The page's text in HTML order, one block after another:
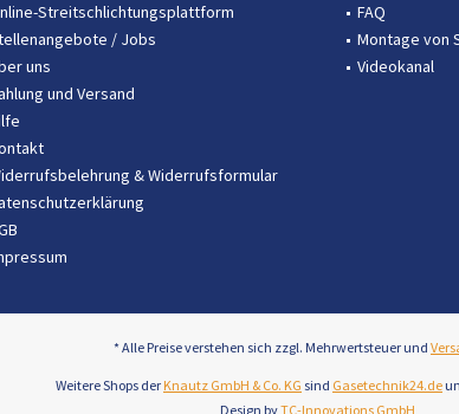
Streitschlichtungsplattform
/ Jobs
uns
und Versand
& Widerrufsformular
FAQ
Montage von
Videokanal
* Alle Preise verstehen sich zzgl. Mehrwertsteuer und
Weitere Shops der Knautz GmbH & Co. KG sind Gasetechnik24.de
Design byTC-Innovations GmbH